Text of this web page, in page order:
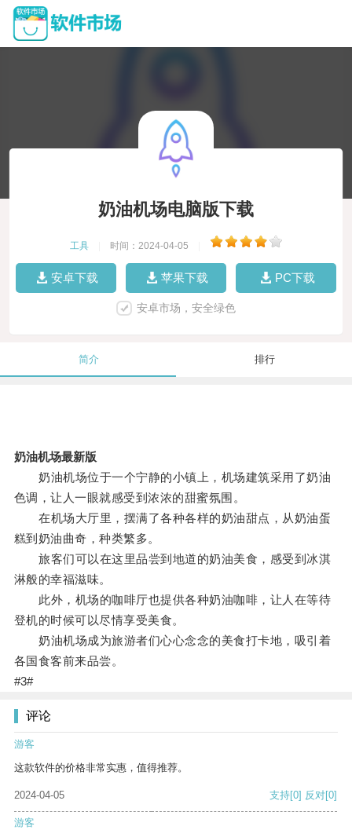
奶油机场电脑版下载
工具 时间：2024-04-05
安卓下载 苹果下载 PC下载
安卓市场，安全绿色
简介 排行
奶油机场最新版
奶油机场位于一个宁静的小镇上，机场建筑采用了奶油
色调，让人一眼就感受到浓浓的甜蜜氛围。
在机场大厅里，摆满了各种各样的奶油甜点，从奶油蛋
糕到奶油曲奇，种类繁多。
旅客们可以在这里品尝到地道的奶油美食，感受到冰淇
淋般的幸福滋味。
此外，机场的咖啡厅也提供各种奶油咖啡，让人在等待
登机的时候可以尽情享受美食。
奶油机场成为旅游者们心心念念的美食打卡地，吸引着
各国食客前来品尝。
#3#
评论
游客
这款软件的价格非常实惠，值得推荐。
2024-04-05 支持[0] 反对[0]
游客